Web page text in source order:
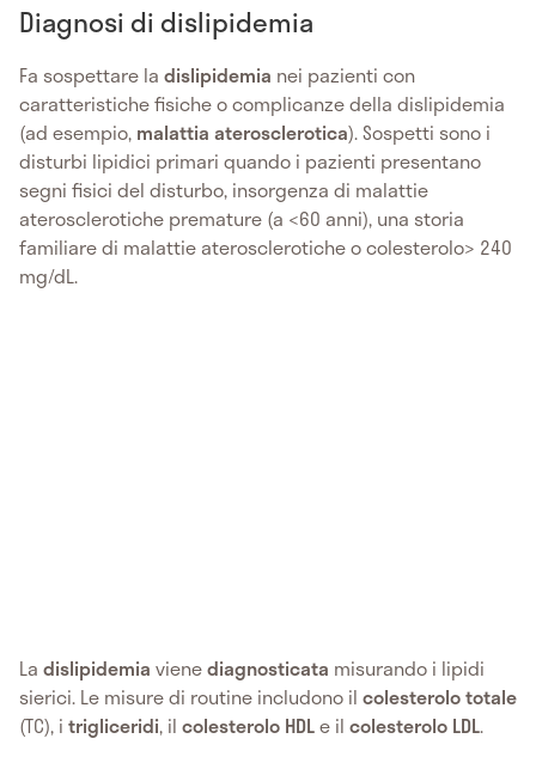
Diagnosi di dislipidemia
Fa sospettare la dislipidemia nei pazienti con
caratteristiche fisiche o complicanze della dislipidemia
(ad esempio, malattia aterosclerotica). Sospetti sono i
disturbi lipidici primari quando i pazienti presentano
segni fisici del disturbo, insorgenza di malattie
aterosclerotiche premature (a <60 anni), una storia
familiare di malattie aterosclerotiche o colesterolo> 240
mg/dL.
La dislipidemia vienediagnosticata misurando i lipidi
sierici. Le misure di routine includono il colesterolo totale
(TC), i trigliceridi, il colesterolo HDLe il colesterolo LDL.